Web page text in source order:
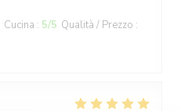
Cucina : 5/5 Qualità / Prezzo :